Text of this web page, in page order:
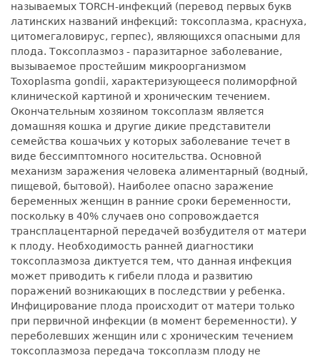
называемых TORCH-инфекций (перевод первых букв
латинских названий инфекций: токсоплазма, краснуха,
цитомегаловирус, герпес), являющихся опасными для
плода. Токсоплазмоз - паразитарное заболевание,
вызываемое простейшим микроорганизмом
Toxoplasma gondii, характеризующееся полиморфной
клинической картиной и хроническим течением.
Окончательным хозяином токсоплазм является
домашняя кошка и другие дикие представители
семейства кошачьих у которых заболевание течет в
виде бессимптомного носительства. Основной
механизм заражения человека алиментарный (водный,
пищевой, бытовой). Наиболее опасно заражение
беременных женщин в ранние сроки беременности,
поскольку в 40% случаев оно сопровождается
трансплацентарной передачей возбудителя от матери
к плоду. Необходимость ранней диагностики
токсоплазмоза диктуется тем, что данная инфекция
может приводить к гибели плода и развитию
поражений возникающих в последствии у ребенка.
Инфицирование плода происходит от матери только
при первичной инфекции (в момент беременности). У
переболевших женщин или с хроническим течением
токсоплазмоза передача токсоплазм плоду не